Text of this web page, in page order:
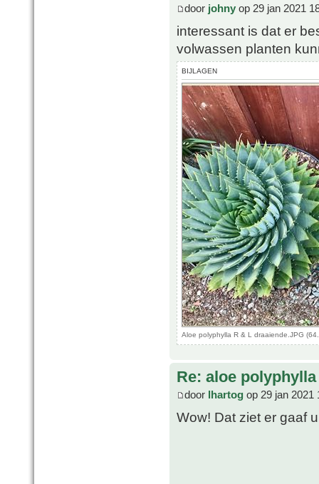
door johny op 29 jan 2021
interessant is dat er
volwassen planten
BIJLAGEN
Aloe polyphylla R & L draaiende.JPG
Re: aloe polyphylla
door lhartog op 29 jan 2021
Wow! Dat ziet er gaaf